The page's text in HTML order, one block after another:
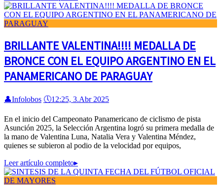
BRILLANTE VALENTINA!!!! MEDALLA DE
BRONCE CON EL EQUIPO ARGENTINO EN EL
PANAMERICANO DE PARAGUAY
👤Infolobos 🕔12:25, 3.Abr 2025
En el inicio del Campeonato Panamericano de ciclismo de pista
Asunción 2025, la Selección Argentina logró su primera medalla de
la mano de Valentina Luna, Natalia Vera y Valentina Méndez,
quienes se subieron al podio de la velocidad por equipos,
Leer artículo completo▸